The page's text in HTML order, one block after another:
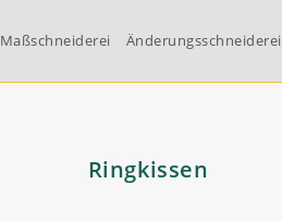
Maßschneiderei Änderungsschneiderei
Ringkissen